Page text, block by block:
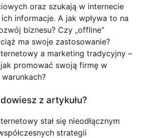
oraz szukają w internecie
informacje. A jak wpływa to na
biznesu? Czy „offline”
ma swoje zastosowanie?
a marketing tradycyjny –
promować swoją firmę w
z artykułu?
stał się nieodłącznym
strategii